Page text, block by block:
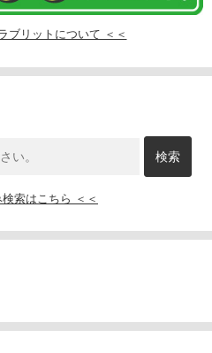
ブリットについて ＜＜
索はこちら ＜＜